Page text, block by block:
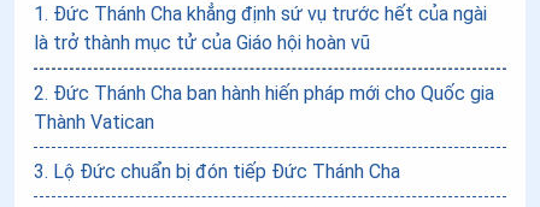
1. Đức Thánh Cha khẳng định sứ vụ trước hết của ngài
là trở thành mục tử của Giáo hội hoàn vũ
2. Đức Thánh Cha ban hành hiến pháp mới cho Quốc gia
Thành Vatican
3. Lộ Đức chuẩn bị đón tiếp Đức Thánh Cha